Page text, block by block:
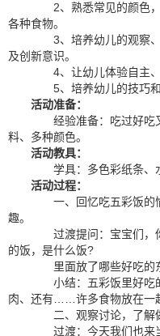
2、熟悉常见的颜色，
各种食物。
3、培养幼儿的观察、
及创新意识。
4、让幼儿体验自主、
5、培养幼儿的技巧和
活动准备：
经验准备：吃过好吃
料、多种颜色。
活动教具：
学具：多色彩纸条、
活动过程：
一、回忆吃五彩饭的
趣。
过渡提问：宝宝们，
的饭，是什么饭?
里面放了哪些好吃的
小结：五彩饭里好吃
肉、还有……许多食物放在一
二、观察讨论，了解做
过渡：今天我们也来